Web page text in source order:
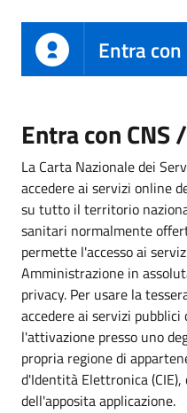
Entra con
Entra con CNS
La Carta Nazionale dei
accedere ai servizi online
su tutto il territorio
sanitari normalmente
permette l'accesso ai
Amministrazione in
privacy. Per usare la
accedere ai servizi
l'attivazione presso uno
propria regione di
d'Identità Elettronica
dell'apposita applicazione.